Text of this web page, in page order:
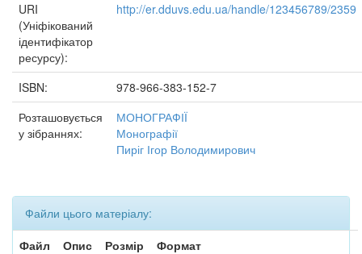
URI
(Уніфікований
ідентифікатор
ресурсу):
http://er.dduvs.edu.ua/handle/123456789/2359
ISBN:
978-966-383-152-7
Розташовується
у зібраннях:
МОНОГРАФІЇ
Монографії
Пиріг Ігор Володимирович
Файли цього матеріалу:
Файл
Опис Розмір
Формат